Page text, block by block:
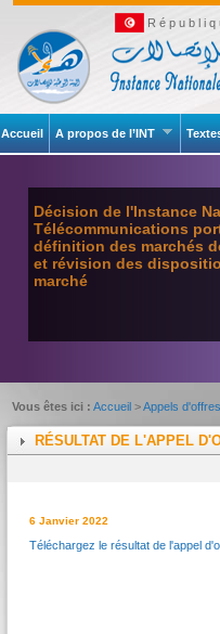
Accueil A propos de l’INT
Décision de l'Instance
Télécommunications
définition des marchés
et révision des
marché
Vous êtes ici : Accueil >Appels d'offres
RÉSULTAT DE L'APPEL
6 Janvier 2022
Téléchargez le résultat de l'appel